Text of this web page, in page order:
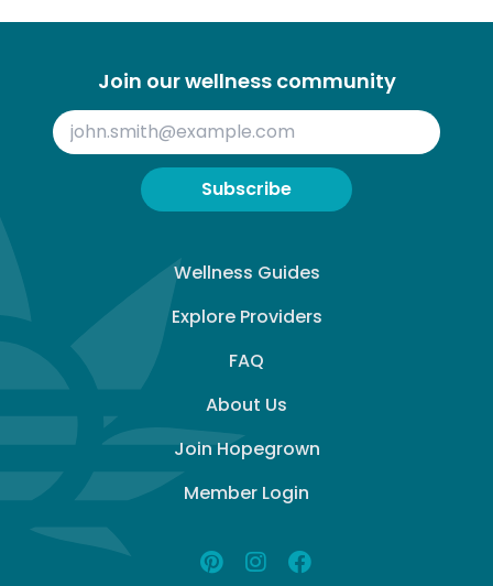
Join our wellness community
Subscribe
Wellness Guides
Explore Providers
FAQ
About Us
Join Hopegrown
Member Login